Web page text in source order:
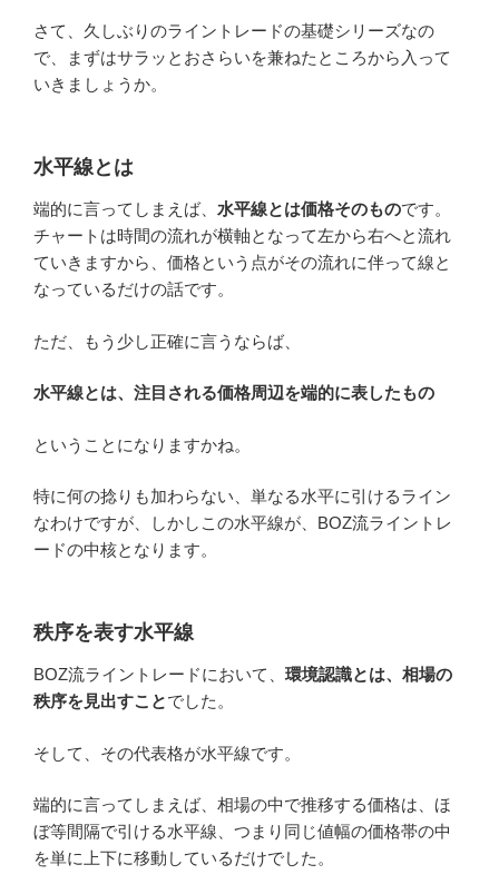
さて、久しぶりのライントレードの基礎シリーズなの
で、まずはサラッとおさらいを兼ねたところから入って
いきましょうか。
水平線とは
端的に言ってしまえば、 水平線とは価格そのものです。
チャートは時間の流れが横軸となって左から右へと流れ
ていきますから、価格という点がその流れに伴って線と
なっているだけの話です。
ただ、もう少し正確に言うならば、
水平線とは、注目される価格周辺を端的に表したもの
ということになりますかね。
特に何の捻りも加わらない、単なる水平に引けるライン
なわけですが、しかしこの水平線が、BOZ流ライントレ
ードの中核となります。
秩序を表す水平線
BOZ流ライントレードにおいて、 環境認識とは、相場の
秩序を見出すことでした。
そして、その代表格が水平線です。
端的に言ってしまえば、相場の中で推移する価格は、ほ
ぼ等間隔で引ける水平線、つまり同じ値幅の価格帯の中
を単に上下に移動しているだけでした。